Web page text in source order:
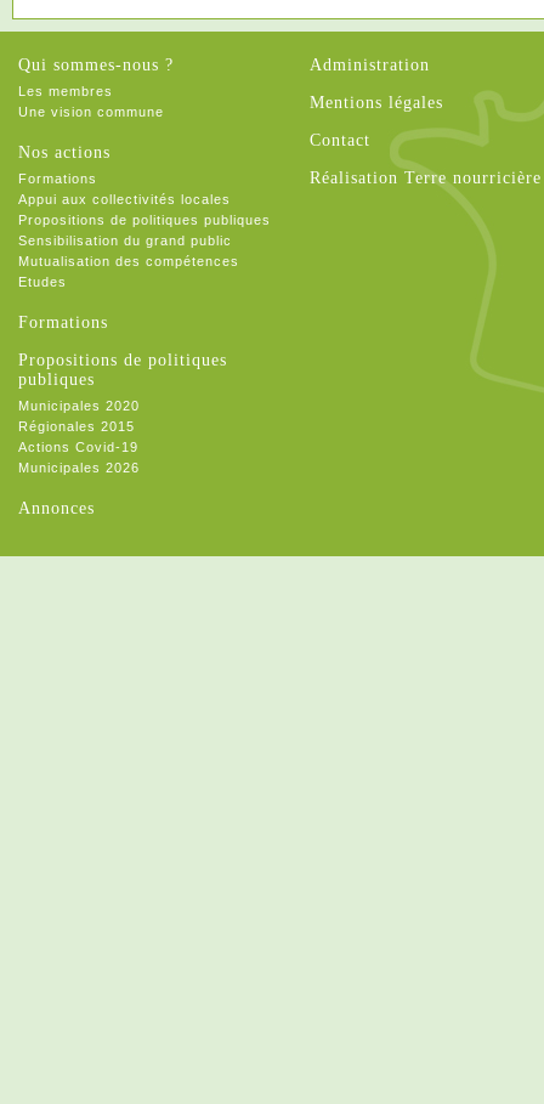
Qui sommes-nous ?
Les membres
Une vision commune
Nos actions
Formations
Appui aux collectivités locales
Propositions de politiques publiques
Sensibilisation du grand public
Mutualisation des compétences
Etudes
Formations
Propositions de politiques
publiques
Municipales 2020
Régionales 2015
Actions Covid-19
Municipales 2026
Annonces
Administration
Mentions légales
Contact
Réalisation Terre nourricière